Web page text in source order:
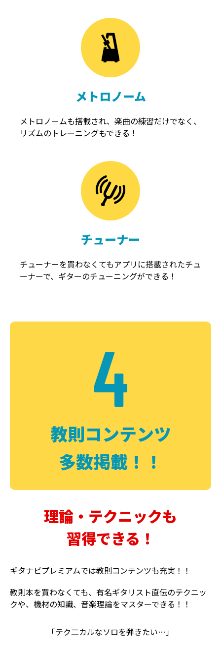
メトロノーム
メトロノームも搭載され、楽曲の練習だけでなく、
リズムのトレーニングもできる！
チューナー
チューナーを買わなくてもアプリに搭載されたチュ
ーナーで、ギターのチューニングができる！
4
教則コンテンツ
多数掲載！！
理論・テクニックも
習得できる！
ギタナビプレミアムでは教則コンテンツも充実！！
教則本を買わなくても、有名ギタリスト直伝のテクニッ
クや、機材の知識、音楽理論をマスターできる！！
「テク二カルなソロを弾きたい…」